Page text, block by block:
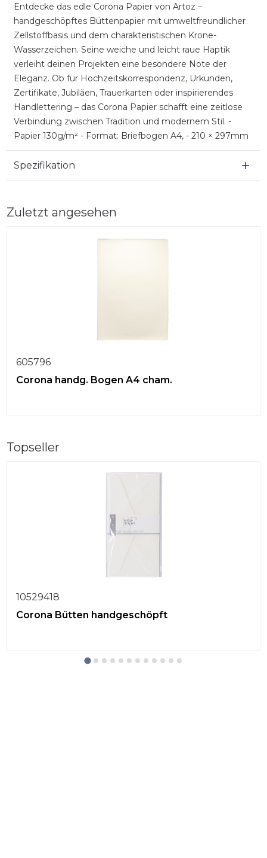
Entdecke das edle Corona Papier von Artoz –
handgeschöpftes Büttenpapier mit umweltfreundlicher
Zellstoffbasis und dem charakteristischen Krone-
Wasserzeichen. Seine weiche und leicht raue Haptik
verleiht deinen Projekten eine besondere Note der
Eleganz. Ob für Hochzeitskorrespondenz, Urkunden,
Zertifikate, Jubiläen, Trauerkarten oder inspirierendes
Handlettering – das Corona Papier schafft eine zeitlose
Verbindung zwischen Tradition und modernem Stil. -
Papier 130g/m² - Format: Briefbogen A4, - 210 × 297mm
Spezifikation
Zuletzt angesehen
605796
Corona handg. Bogen A4 cham.
Topseller
10529418
Corona Bütten handgeschöpft